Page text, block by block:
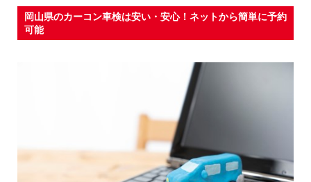
岡山県のカーコン車検は安い・安心！ネットから簡単に予約
可能